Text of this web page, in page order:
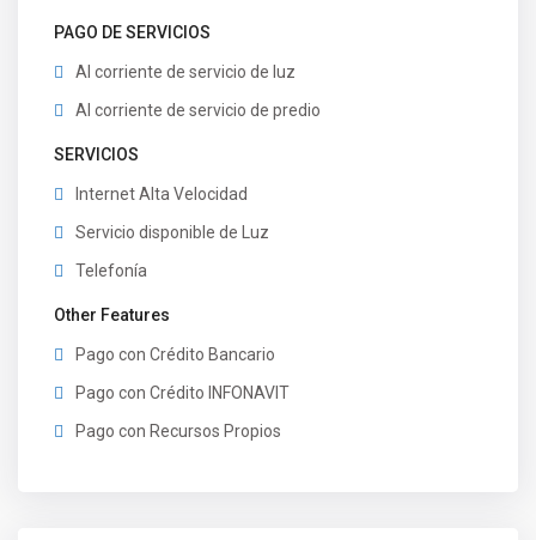
PAGO DE SERVICIOS
Al corriente de servicio de luz
Al corriente de servicio de predio
SERVICIOS
Internet Alta Velocidad
Servicio disponible de Luz
Telefonía
Other Features
Pago con Crédito Bancario
Pago con Crédito INFONAVIT
Pago con Recursos Propios